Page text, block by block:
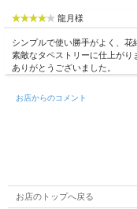
龍月様
シンプルで使い勝手がよく、花
素敵なタペストリーに仕上がり
ありがとうございました。
お店からのコメント
お店のトップへ戻る